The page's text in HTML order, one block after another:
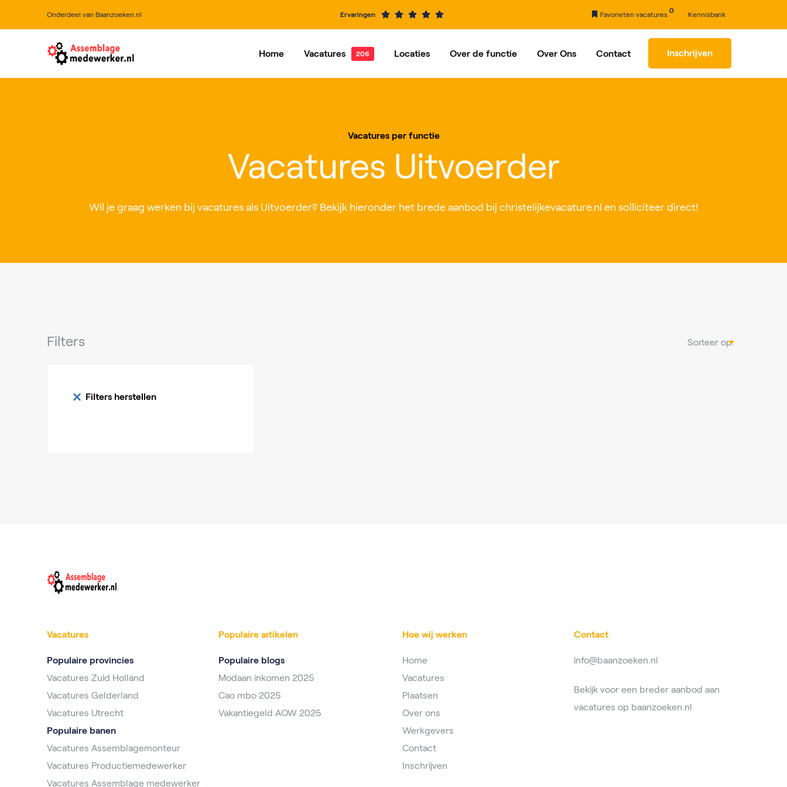
Onderdeel van Baanzoeken.nl Ervaringen Favorieten vacatures
0
Kennisbank
Home Vacatures Locaties
Roosendaal Nieuwegein
Over de functie Over Ons Contact Inschrijven
Vacatures per functie
Vacatures Uitvoerder
Wil je graag werken bij vacatures als Uitvoerder? Bekijk hieronder het brede aanbod bij christelijkevacature.nl en solliciteer direct!
Filters Sorteer op:
Filters herstellen
Vacatures
Populaire provincies
Vacatures Zuid Holland
Vacatures Gelderland
Vacatures Utrecht
Populaire banen
Vacatures Assemblagemonteur
Vacatures Productiemedewerker
Vacatures Assemblage medewerker
Populaire artikelen
Populaire blogs
Modaan inkomen 2025
Cao mbo 2025
Vakantiegeld AOW 2025
Hoe wij werken
Home
Vacatures
Plaatsen
Over ons
Werkgevers
Contact
Inschrijven
Contact
info@baanzoeken.nl
Bekijk voor een breder aanbod aan
vacatures op baanzoeken.nl